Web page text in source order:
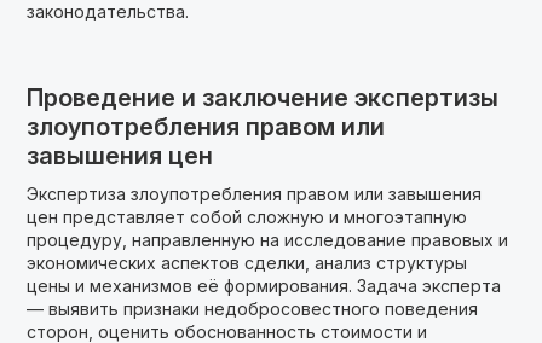
законодательства.
Проведение и заключение экспертизы
злоупотребления правом или
завышения цен
Экспертиза злоупотребления правом или завышения
цен представляет собой сложную и многоэтапную
процедуру, направленную на исследование правовых и
экономических аспектов сделки, анализ структуры
цены и механизмов её формирования. Задача эксперта
— выявить признаки недобросовестного поведения
сторон, оценить обоснованность стоимости и